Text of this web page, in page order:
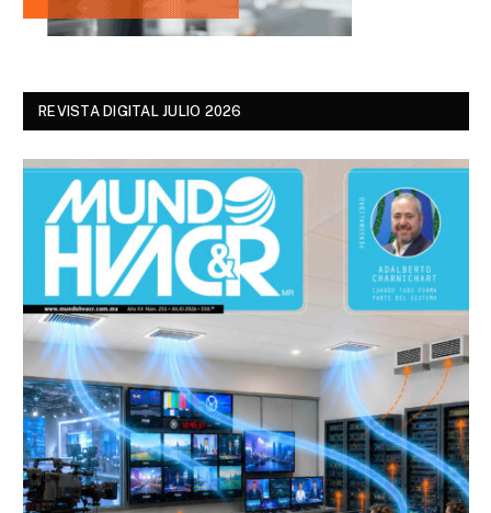
REVISTA DIGITAL JULIO 2026